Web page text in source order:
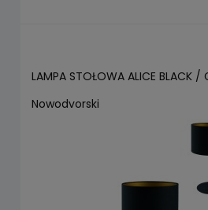
LAMPA STOŁOWA ALICE BLACK /
Nowodvorski